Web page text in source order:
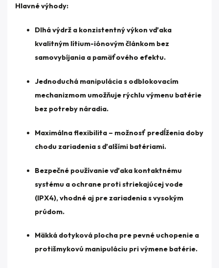
Hlavné výhody:
Dlhá výdrž a konzistentný výkon vďaka
kvalitným lítium-iónovým článkom bez
samovybíjania a pamäťového efektu.
Jednoduchá manipulácia s odblokovacím
mechanizmom umožňuje rýchlu výmenu batérie
bez potreby náradia.
Maximálna flexibilita – možnosť predĺženia doby
chodu zariadenia s ďalšími batériami.
Bezpečné používanie vďaka kontaktnému
systému a ochrane proti striekajúcej vode
(IPX4), vhodné aj pre zariadenia s vysokým
prúdom.
Mäkká dotyková plocha pre pevné uchopenie a
protišmykovú manipuláciu pri výmene batérie.